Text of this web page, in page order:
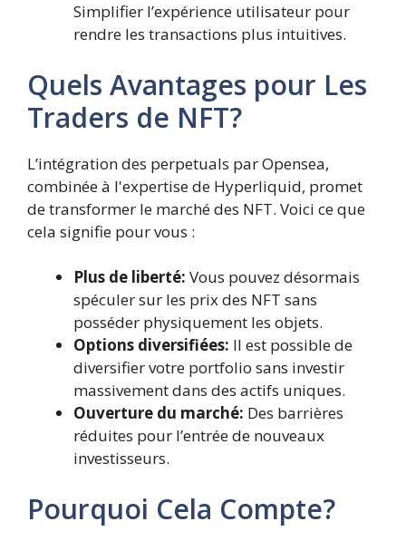
Simplifier l’expérience utilisateur pour
rendre les transactions plus intuitives.
Quels Avantages pour Les
Traders de NFT?
L’intégration des perpetuals par Opensea,
combinée à l'expertise de Hyperliquid, promet
de transformer le marché des NFT. Voici ce que
cela signifie pour vous :
Plus de liberté: Vous pouvez désormais
spéculer sur les prix des NFT sans
posséder physiquement les objets.
Options diversifiées: Il est possible de
diversifier votre portfolio sans investir
massivement dans des actifs uniques.
Ouverture du marché: Des barrières
réduites pour l’entrée de nouveaux
investisseurs.
Pourquoi Cela Compte?